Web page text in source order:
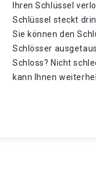
Ihren Schlüssel
Schlüssel steckt
Sie können den
Schlösser
Schloss? Nicht
kann Ihnen